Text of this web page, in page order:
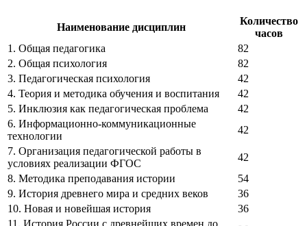
Наименование дисциплин
Количество
часов
1. Общая педагогика
82
2. Общая психология
82
3. Педагогическая психология
42
4. Теория и методика обучения и воспитания
42
5. Инклюзия как педагогическая проблема
42
6. Информационно-коммуникационные
технологии
42
7. Организация педагогической работы в
условиях реализации ФГОС
42
8. Методика преподавания истории
54
9. История древнего мира и средних веков
36
10. Новая и новейшая история
36